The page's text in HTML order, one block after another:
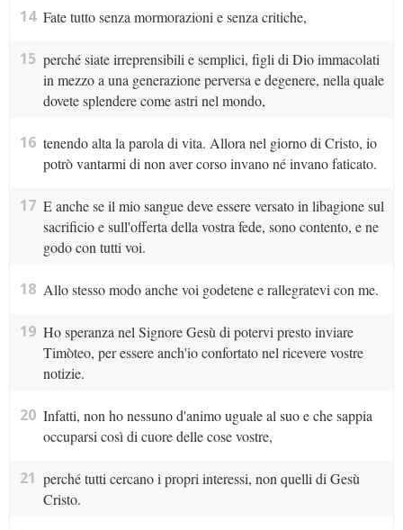
14 Fate tutto senza mormorazioni e senza critiche,
15 perché siate irreprensibili e semplici, figli di Dio immacolati
in mezzo a una generazione perversa e degenere, nella quale
dovete splendere come astri nel mondo,
16 tenendo alta la parola di vita. Allora nel giorno di Cristo, io
potrò vantarmi di non aver corso invano né invano faticato.
17 E anche se il mio sangue deve essere versato in libagione sul
sacrificio e sull'offerta della vostra fede, sono contento, e ne
godo con tutti voi.
18 Allo stesso modo anche voi godetene e rallegratevi con me.
19 Ho speranza nel Signore Gesù di potervi presto inviare
Timòteo, per essere anch'io confortato nel ricevere vostre
notizie.
20 Infatti, non ho nessuno d'animo uguale al suo e che sappia
occuparsi così di cuore delle cose vostre,
21 perché tutti cercano i propri interessi, non quelli di Gesù
Cristo.